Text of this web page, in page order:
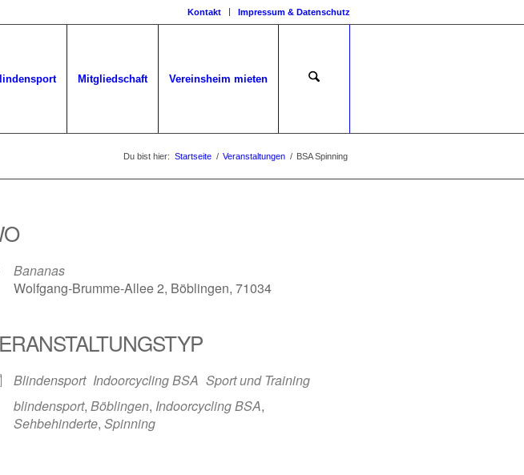
Kontakt Impressum & Datenschutz
Mitgliedschaft Vereinsheim mieten
Du bist hier: Startseite / Veranstaltungen / BSA Spinning
Bananas
Wolfgang-Brumme-Allee 2, Böblingen, 71034
Blindensport Indoorcycling BSA Sport und Training
blindensport, Böblingen, Indoorcycling BSA,
Sehbehinderte, Spinning